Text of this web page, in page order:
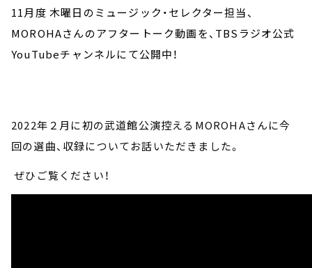
11月度 木曜日のミュージック・セレクター担当、
MOROHAさんのアフタートーク動画を、TBSラジオ公式
YouTubeチャンネルにて公開中！
2022年２月に初の武道館公演控えるMOROHAさんに今
回の選曲、収録についてお話いただきました。
ぜひご覧ください！